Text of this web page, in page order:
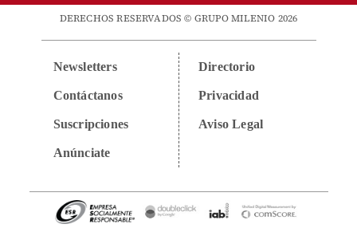
DERECHOS RESERVADOS © GRUPO MILENIO 2026
Newsletters
Contáctanos
Suscripciones
Anúnciate
Directorio
Privacidad
Aviso Legal